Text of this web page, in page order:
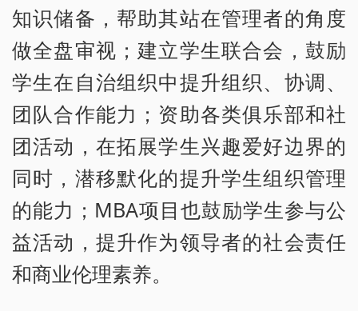
知识储备，帮助其站在管理者的角度
做全盘审视；建立学生联合会，鼓励
学生在自治组织中提升组织、协调、
团队合作能力；资助各类俱乐部和社
团活动，在拓展学生兴趣爱好边界的
同时，潜移默化的提升学生组织管理
的能力；MBA项目也鼓励学生参与公
益活动，提升作为领导者的社会责任
和商业伦理素养。